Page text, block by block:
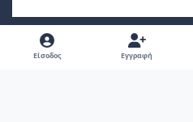
Light ModeDark ModeSystem Preference
Είσοδος Εγγραφή